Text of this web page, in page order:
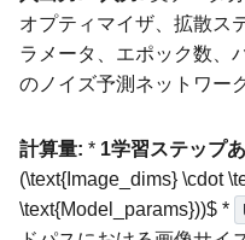
オプティマイザ、拡散ス
ラメータ、エポック数、
のノイズ予測ネットワー
計算量: * 1学習ステップ
(\text{Image_dims} \cdot
\text{Model_params}))$ *